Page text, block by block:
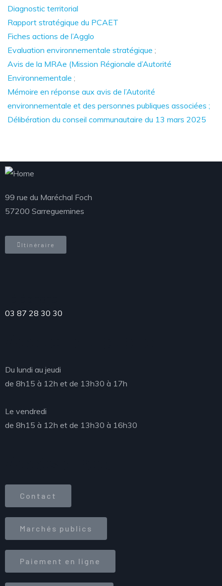
Diagnostic territorial
Rapport stratégique du PCAET
Fiches actions de l’Agglo
Evaluation environnementale stratégique ;
Avis de la MRAe (Mission Régionale d’Autorité
Environnementale ;
Mémoire en réponse aux avis de l’Autorité
environnementale et des personnes publiques associées ;
Délibération du conseil communautaire du 13 mars 2025
99 rue du Maréchal Foch
57200 Sarreguemines
Itinéraire
03 87 28 30 30
Du lundi au jeudi
de 8h15 à 12h et de 13h30 à 17h
Le vendredi
de 8h15 à 12h et de 13h30 à 16h30
Contact
Marchés publics
Paiement en ligne